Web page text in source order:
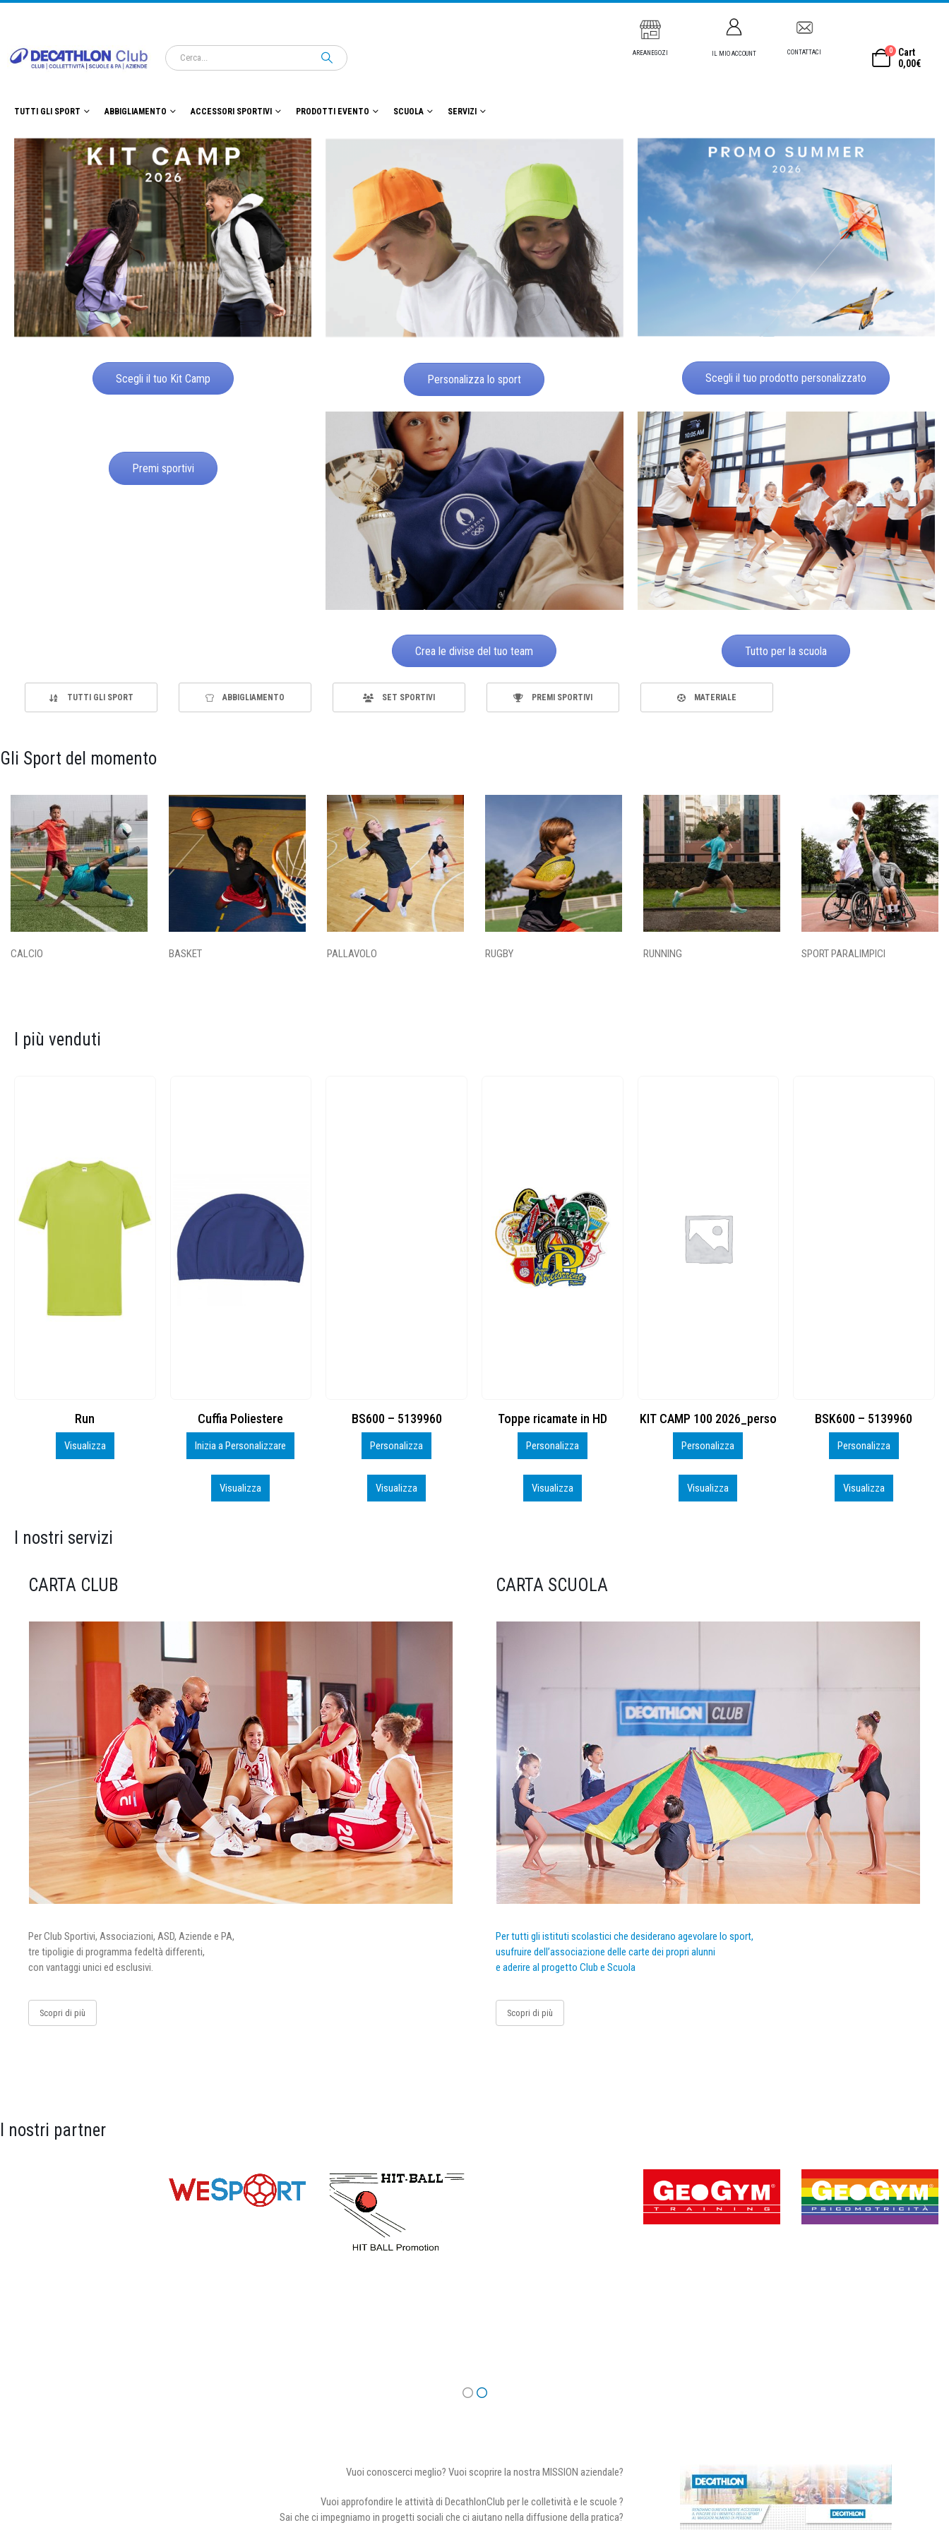
AREANEGOZI IL MIO ACCOUNT CONTATTACI 0
Cart
0,00€
TUTTI GLI SPORT ABBIGLIAMENTO ACCESSORI SPORTIVI PRODOTTI EVENTO SCUOLA SERVIZI
Scegli il tuo Kit Camp Personalizza lo sport Scegli il tuo prodotto personalizzato
Premi sportivi
Crea le divise del tuo team Tutto per la scuola
TUTTI GLI SPORT ABBIGLIAMENTO SET SPORTIVI PREMI SPORTIVI MATERIALE
Gli Sport del momento
CALCIO BASKET PALLAVOLO RUGBY RUNNING SPORT PARALIMPICI
I più venduti
Cuffia Poliestere
Inizia a Personalizzare
BS600 – 5139960
Personalizza
Visualizza
Toppe ricamate in HD
Personalizza
Visualizza
KIT CAMP 100 2026_perso
Personalizza
Visualizza
BSK600 – 5139960
Personalizza
Visualizza
DTF
Personalizza
Visualizza
I nostri servizi
CARTA CLUB
Per Club Sportivi, Associazioni, ASD, Aziende e PA,
tre tipoligie di programma fedeltà differenti,
con vantaggi unici ed esclusivi.
Scopri di più
CARTA SCUOLA
Per tutti gli istituti scolastici che desiderano agevolare lo sport,
usufruire dell’associazione delle carte dei propri alunni
e aderire al progetto Club e Scuola
Scopri di più
I nostri partner
Vuoi conoscerci meglio? Vuoi scoprire la nostra MISSION aziendale?
Vuoi approfondire le attività di DecathlonClub per le colletività e le scuole ?
Sai che ci impegniamo in progetti sociali che ci aiutano nella diffusione della pratica?